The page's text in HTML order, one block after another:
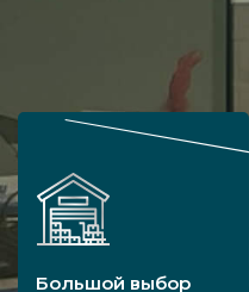
Большой выбор